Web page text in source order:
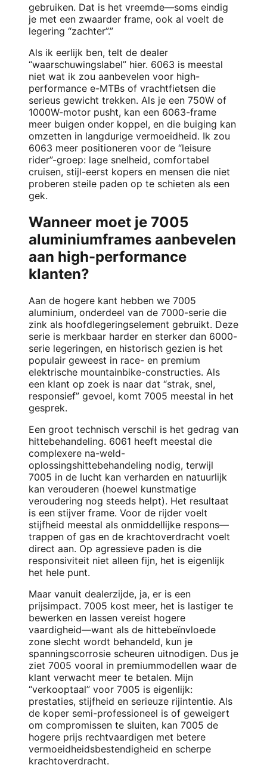
gebruiken. Dat is het vreemde—soms eindig
je met een zwaarder frame, ook al voelt de
legering “zachter”.”
Als ik eerlijk ben, telt de dealer
“waarschuwingslabel” hier. 6063 is meestal
niet wat ik zou aanbevelen voor high-
performance e-MTBs of vrachtfietsen die
serieus gewicht trekken. Als je een 750W of
1000W-motor pusht, kan een 6063-frame
meer buigen onder koppel, en die buiging kan
omzetten in langdurige vermoeidheid. Ik zou
6063 meer positioneren voor de “leisure
rider”-groep: lage snelheid, comfortabel
cruisen, stijl-eerst kopers en mensen die niet
proberen steile paden op te schieten als een
gek.
Wanneer moet je 7005
aluminiumframes aanbevelen
aan high-performance
klanten?
Aan de hogere kant hebben we 7005
aluminium, onderdeel van de 7000-serie die
zink als hoofdlegeringselement gebruikt. Deze
serie is merkbaar harder en sterker dan 6000-
serie legeringen, en historisch gezien is het
populair geweest in race- en premium
elektrische mountainbike-constructies. Als
een klant op zoek is naar dat “strak, snel,
responsief” gevoel, komt 7005 meestal in het
gesprek.
Een groot technisch verschil is het gedrag van
hittebehandeling. 6061 heeft meestal die
complexere na-weld-
oplossingshittebehandeling nodig, terwijl
7005 in de lucht kan verharden en natuurlijk
kan verouderen (hoewel kunstmatige
veroudering nog steeds helpt). Het resultaat
is een stijver frame. Voor de rijder voelt
stijfheid meestal als onmiddellijke respons—
trappen of gas en de krachtoverdracht voelt
direct aan. Op agressieve paden is die
responsiviteit niet alleen fijn, het is eigenlijk
het hele punt.
Maar vanuit dealerzijde, ja, er is een
prijsimpact. 7005 kost meer, het is lastiger te
bewerken en lassen vereist hogere
vaardigheid—want als de hittebeïnvloede
zone slecht wordt behandeld, kun je
spanningscorrosie scheuren uitnodigen. Dus je
ziet 7005 vooral in premiummodellen waar de
klant verwacht meer te betalen. Mijn
“verkooptaal” voor 7005 is eigenlijk:
prestaties, stijfheid en serieuze rijintentie. Als
de koper semi-professioneel is of geweigert
om compromissen te sluiten, kan 7005 de
hogere prijs rechtvaardigen met betere
vermoeidheidsbestendigheid en scherpe
krachtoverdracht.